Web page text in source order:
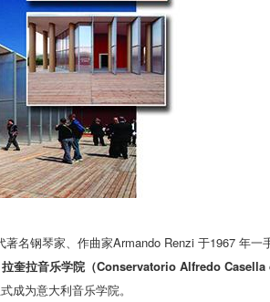
著名钢琴家、作曲家Armando Renzi 于1967 年一
拉奎拉音乐学院（Conservatorio Alfredo Casella
成为意大利音乐学院。